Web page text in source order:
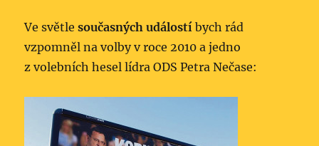
Ve světlesoučasných událostí bych rád
vzpomněl na volby v roce 2010 a jedno
z volebních hesel lídra ODS Petra Nečase: